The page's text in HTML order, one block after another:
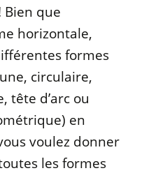
que
horizontale,
formes
circulaire,
tête d’arc ou
en
voulez donner
les formes